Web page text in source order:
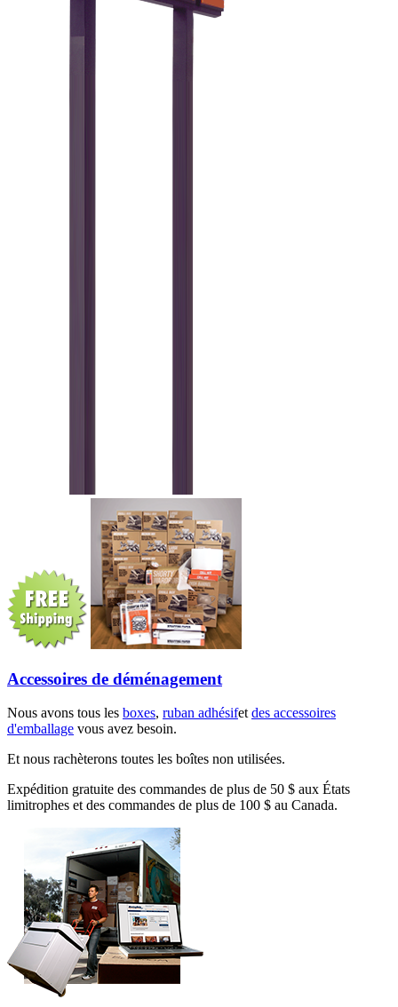
Accessoires de déménagement
Nous avons tous les boxes, ruban adhésifetdes accessoires
d'emballage vous avez besoin.
Et nous rachèterons toutes les boîtes non utilisées.
Expédition gratuite des commandes de plus de 50 $ aux États
limitrophes et des commandes de plus de 100 $ au Canada.